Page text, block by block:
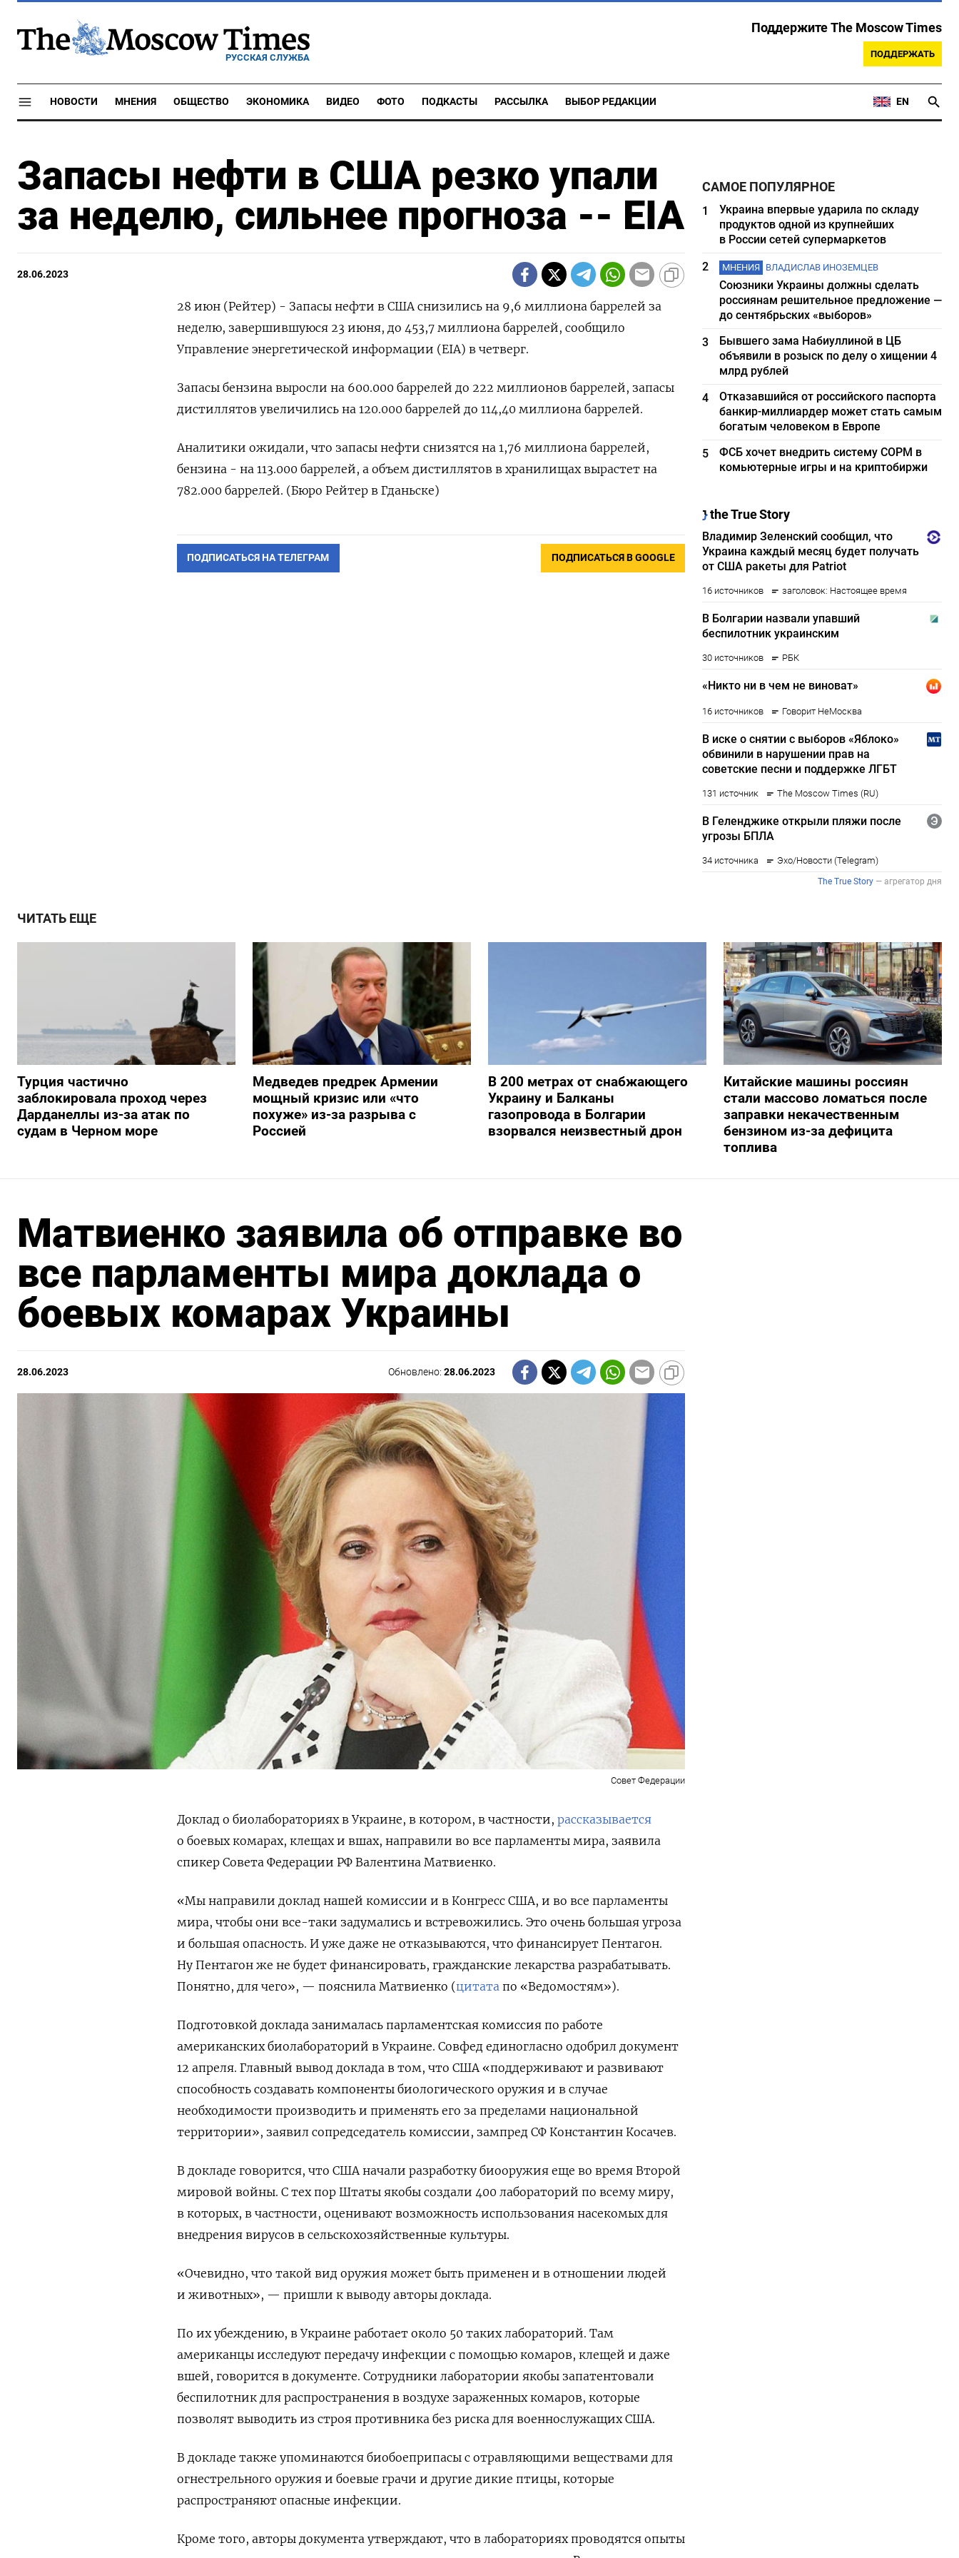
РУССКАЯ СЛУЖБА
Поддержите The Moscow Times
ПОДДЕРЖАТЬ
НОВОСТИ МНЕНИЯ ОБЩЕСТВО ЭКОНОМИКА ВИДЕО ФОТО ПОДКАСТЫ РАССЫЛКА ВЫБОР РЕДАКЦИИ EN
Запасы нефти в США резко упали
за неделю, сильнее прогноза -- EIA
28.06.2023
28 июн (Рейтер) - Запасы нефти в США снизились на 9,6 миллиона баррелей за
неделю, завершившуюся 23 июня, до 453,7 миллиона баррелей, сообщило
Управление энергетической информации (EIA) в четверг.
Запасы бензина выросли на 600.000 баррелей до 222 миллионов баррелей, запасы
дистиллятов увеличились на 120.000 баррелей до 114,40 миллиона баррелей.
Аналитики ожидали, что запасы нефти снизятся на 1,76 миллиона баррелей,
бензина - на 113.000 баррелей, а ​объем дистиллятов в хранилищах вырастет на
782.000 баррелей. (Бюро Рейтер в Гданьске)
ПОДПИСАТЬСЯ НА ТЕЛЕГРАМ ПОДПИСАТЬСЯ В GOOGLE
САМОЕ ПОПУЛЯРНОЕ
1
Украина впервые ударила по складу
продуктов одной из крупнейших
в России сетей супермаркетов
2
МНЕНИЯ ВЛАДИСЛАВ ИНОЗЕМЦЕВ
Союзники Украины должны сделать
россиянам решительное предложение —
до сентябрьских «выборов»
3
Бывшего зама Набиуллиной в ЦБ
объявили в розыск по делу о хищении 4
млрд рублей
4
Отказавшийся от российского паспорта
банкир-миллиардер может стать самым
богатым человеком в Европе
5
ФСБ хочет внедрить систему СОРМ в
комьютерные игры и на криптобиржи
ЧИТАТЬ ЕЩЕ
Турция частично
заблокировала проход через
Дарданеллы из-за атак по
судам в Черном море
Медведев предрек Армении
мощный кризис или «что
похуже» из-за разрыва с
Россией
В 200 метрах от снабжающего
Украину и Балканы
газопровода в Болгарии
взорвался неизвестный дрон
Китайские машины россиян
стали массово ломаться после
заправки некачественным
бензином из-за дефицита
топлива
Матвиенко заявила об отправке во
все парламенты мира доклада о
боевых комарах Украины
28.06.2023 Обновлено:28.06.2023
Совет Федерации
Доклад о биолабораториях в Украине, в котором, в частности, рассказывается
о боевых комарах, клещах и вшах, направили во все парламенты мира, заявила
спикер Совета Федерации РФ Валентина Матвиенко.
«Мы направили доклад нашей комиссии и в Конгресс США, и во все парламенты
мира, чтобы они все-таки задумались и встревожились. Это очень большая угроза
и большая опасность. И уже даже не отказываются, что финансирует Пентагон.
Ну Пентагон же не будет финансировать, гражданские лекарства разрабатывать.
Понятно, для чего», — пояснила Матвиенко (цитата по «Ведомостям»).
Подготовкой доклада занималась парламентская комиссия по работе
американских биолабораторий в Украине. Совфед единогласно одобрил документ
12 апреля. Главный вывод доклада в том, что США «поддерживают и развивают
способность создавать компоненты биологического оружия и в случае
необходимости производить и применять его за пределами национальной
территории», заявил сопредседатель комиссии, зампред СФ Константин Косачев.
В докладе говорится, что США начали разработку биооружия еще во время Второй
мировой войны. С тех пор Штаты якобы создали 400 лабораторий по всему миру,
в которых, в частности, оценивают возможность использования насекомых для
внедрения вирусов в сельскохозяйственные культуры.
«Очевидно, что такой вид оружия может быть применен и в отношении людей
и животных», — пришли к выводу авторы доклада.
По их убеждению, в Украине работает около 50 таких лабораторий. Там
американцы исследуют передачу инфекции с помощью комаров, клещей и даже
вшей, говорится в документе. Сотрудники лаборатории якобы запатентовали
беспилотник для распространения в воздухе зараженных комаров, которые
позволят выводить из строя противника без риска для военнослужащих США.
В докладе также упоминаются биобоеприпасы с отравляющими веществами для
огнестрельного оружия и боевые грачи и другие дикие птицы, которые
распространяют опасные инфекции.
Кроме того, авторы документа утверждают, что в лабораториях проводятся опыты